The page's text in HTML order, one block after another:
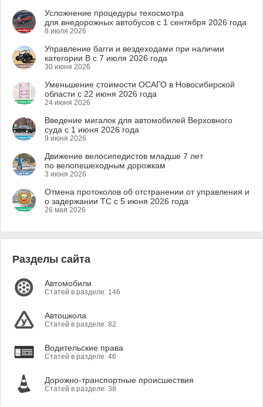
Усложнение процедуры техосмотра
для внедорожных автобусов с 1 сентября 2026 года
8 июля 2026
Управление багги и вездеходами при наличии
категории B с 7 июля 2026 года
30 июня 2026
Уменьшение стоимости ОСАГО в Новосибирской
области с 22 июня 2026 года
24 июня 2026
Введение мигалок для автомобилей Верховного
суда с 1 июня 2026 года
9 июня 2026
Движение велосипедистов младше 7 лет
по велопешеходным дорожкам
3 июня 2026
Отмена протоколов об отстранении от управления и
о задержании ТС с 5 июня 2026 года
26 мая 2026
Разделы сайта
Автомобили
Статей в разделе: 146
Автошкола
Статей в разделе: 82
Водительские права
Статей в разделе: 46
Дорожно-транспортные происшествия
Статей в разделе: 38